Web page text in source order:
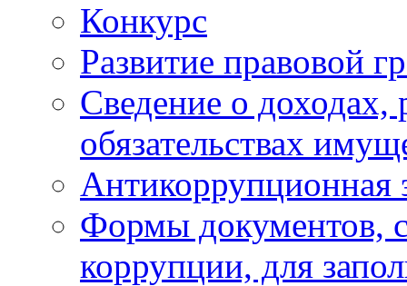
Конкурс
Развитие правовой
Сведение о доходах,
обязательствах
Антикоррупционная
Формы документов,
коррупции, для